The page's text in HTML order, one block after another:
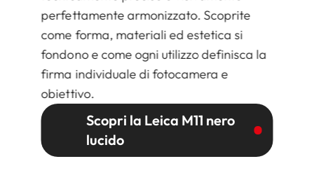
perfettamente armonizzato. Scoprite
come forma, materiali ed estetica si
fondono e come ogni utilizzo definisca la
firma individuale di fotocamera e
obiettivo.
Scopri la Leica M11 nero
lucido